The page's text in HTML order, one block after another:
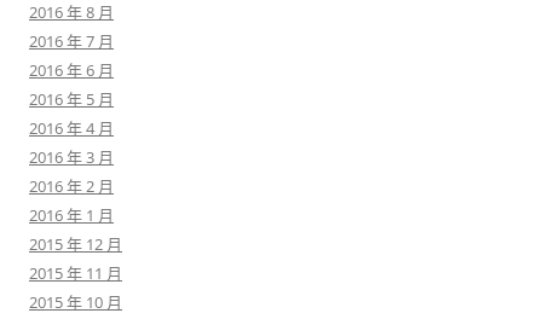
2016 年 8 月
2016 年 7 月
2016 年 6 月
2016 年 5 月
2016 年 4 月
2016 年 3 月
2016 年 2 月
2016 年 1 月
2015 年 12 月
2015 年 11 月
2015 年 10 月